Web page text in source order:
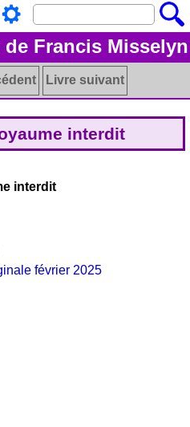
Francis Misselyn
Livre suivant
interdit
interdit
février 2025